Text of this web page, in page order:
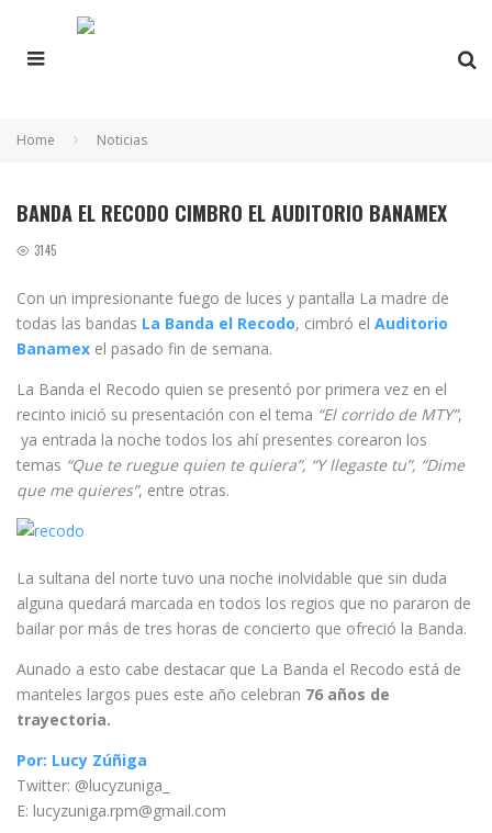
Home Noticias
BANDA EL RECODO CIMBRO EL AUDITORIO BANAMEX
3145
Con un impresionante fuego de luces y pantalla La madre de
todas las bandas La Banda el Recodo, cimbró el Auditorio
Banamex el pasado fin de semana.
La Banda el Recodo quien se presentó por primera vez en el
recinto inició su presentación con el tema “El corrido de MTY”,
ya entrada la noche todos los ahí presentes corearon los
temas “Que te ruegue quien te quiera”, “Y llegaste tu”, “Dime
que me quieres”, entre otras.
La sultana del norte tuvo una noche inolvidable que sin duda
alguna quedará marcada en todos los regios que no pararon de
bailar por más de tres horas de concierto que ofreció la Banda.
Aunado a esto cabe destacar que La Banda el Recodo está de
manteles largos pues este año celebran 76 años de
trayectoria.
Por: Lucy Zúñiga
Twitter: @lucyzuniga_
E: lucyzuniga.rpm@gmail.com